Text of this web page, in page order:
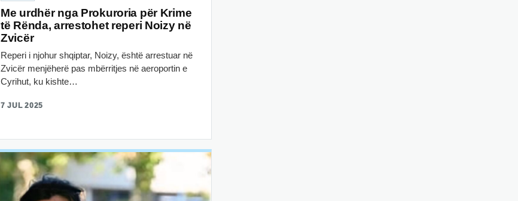
Me urdhër nga Prokuroria për Krime
të Rënda, arrestohet reperi Noizy në
Zvicër
Reperi i njohur shqiptar, Noizy, është arrestuar në
Zvicër menjëherë pas mbërritjes në aeroportin e
Cyrihut, ku kishte…
7 JUL 2025